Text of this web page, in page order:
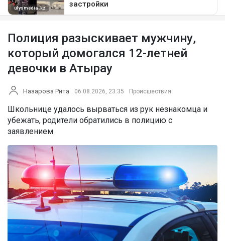
Полиция разыскивает мужчину,
который домогался 12-летней
девочки в Атырау
Назарова Рита 06.08.2026, 23:35 Происшествия
Школьнице удалось вырваться из рук незнакомца и
убежать, родители обратились в полицию с
заявлением